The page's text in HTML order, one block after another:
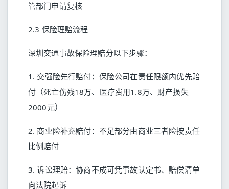
管部门申请复核
2.3 保险理赔流程
深圳交通事故保险理赔分以下步骤：
1. 交强险先行赔付：保险公司在责任限额内优先赔
付（死亡伤残18万、医疗费用1.8万、财产损失
2000元）
2. 商业险补充赔付：不足部分由商业三者险按责任
比例赔付
3. 诉讼理赔：协商不成可凭事故认定书、赔偿清单
向法院起诉